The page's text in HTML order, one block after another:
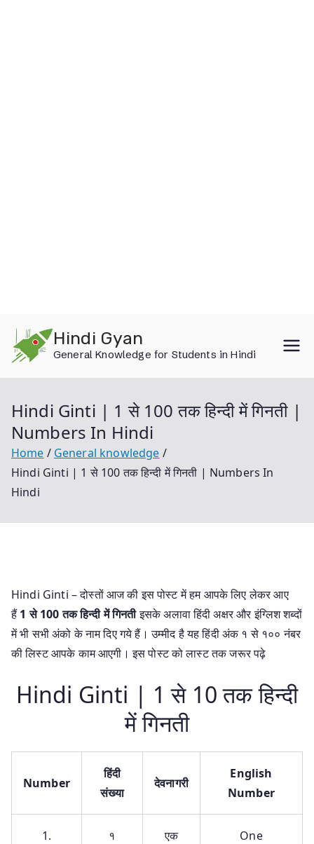
content
Hindi Gyan
General Knowledge for Students in Hindi
Hindi Ginti | 1 से 100 तक हिन्दी में गिनती |
Numbers In Hindi
Home
General knowledge
Hindi Ginti | 1 से 100 तक हिन्दी में गिनती | Numbers In
Hindi
Hindi Ginti – दोस्तों आज की इस पोस्ट में हम आपके लिए लेकर आए
हैं1 से 100 तक हिन्दी में गिनतीइसके अलावा हिंदी अक्षर और इंग्लिश शब्दों
में भी सभी अंको के नाम दिए गये हैं। उम्मीद है यह हिंदी अंक १ से १०० नंबर
की लिस्ट आपके काम आएगी। इस पोस्ट को लास्ट तक जरूर पढ़े
Hindi Ginti | 1 से 10 तक हिन्दी
में गिनती
Number
हिंदी
संख्या
देवनागरी
English
Number
1. १ एक One